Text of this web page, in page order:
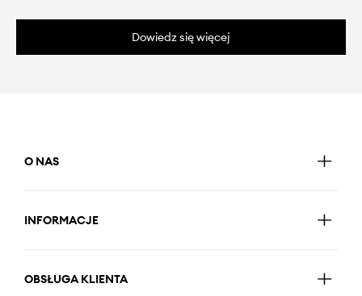
Dowiedz się więcej
O NAS
INFORMACJE
OBSŁUGA KLIENTA